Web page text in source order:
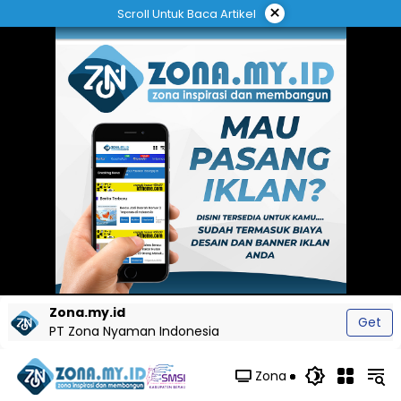
ke
Scroll Untuk Baca Artikel ×
Zona.my.id
PT Zona Nyaman Indonesia
Get
Zona